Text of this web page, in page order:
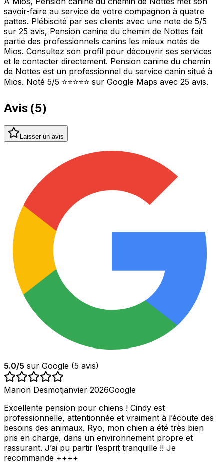
savoir-faire au service de votre compagnon à quatre
pattes. Plébiscité par ses clients avec une note de 5/5
sur 25 avis, Pension canine du chemin de Nottes fait
partie des professionnels canins les mieux notés de
Mios. Consultez son profil pour découvrir ses services
et le contacter directement. Pension canine du chemin
de Nottes est un professionnel du service canin situé à
Mios. Noté 5/5 ⭐⭐⭐⭐⭐ sur Google Maps avec 25 avis.
Avis (5)
Laisser un avis
5.0/5 sur Google (5 avis)
Marion Desmotjanvier 2026Google
Excellente pension pour chiens ! Cindy est
professionnelle, attentionnée et vraiment à l’écoute des
besoins des animaux. Ryo, mon chien a été très bien
pris en charge, dans un environnement propre et
rassurant. J’ai pu partir l’esprit tranquille !! Je
recommande ++++